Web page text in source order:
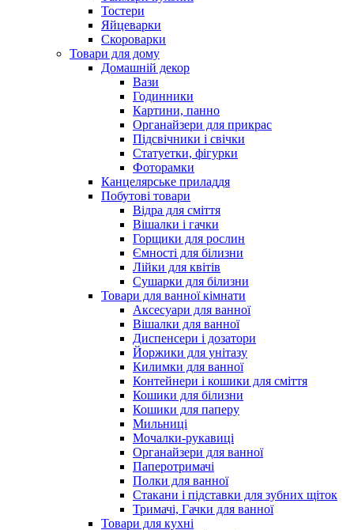
Тостери
Яйцеварки
Скороварки
Товари для дому
Домашній декор
Вази
Годинники
Картини, панно
Органайзери для прикрас
Підсвічники і свічки
Статуетки, фігурки
Фоторамки
Канцелярське приладдя
Побутові товари
Відра для сміття
Вішалки і гачки
Горщики для рослин
Ємності для білизни
Лійки для квітів
Сушарки для білизни
Товари для ванної кімнати
Аксесуари для ванної
Вішалки для ванної
Диспенсери і дозатори
Йоржики для унітазу
Килимки для ванної
Контейнери і кошики для сміття
Кошики для білизни
Кошики для паперу
Мильниці
Мочалки-рукавиці
Органайзери для ванної
Паперотримачі
Полки для ванної
Стакани і підставки для зубних щіток
Тримачі, Гачки для ванної
Товари для кухні